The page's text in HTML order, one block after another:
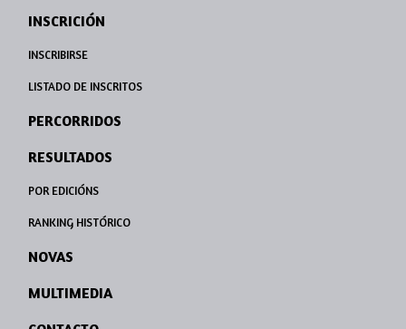
INSCRICIÓN
INSCRIBIRSE
LISTADO DE INSCRITOS
PERCORRIDOS
RESULTADOS
POR EDICIÓNS
RANKING HISTÓRICO
NOVAS
MULTIMEDIA